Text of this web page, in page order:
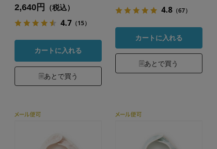
2,640円 （税込）
4.7（15）
カートに入れる
あとで買う
4.8（67）
カートに入れる
あとで買う